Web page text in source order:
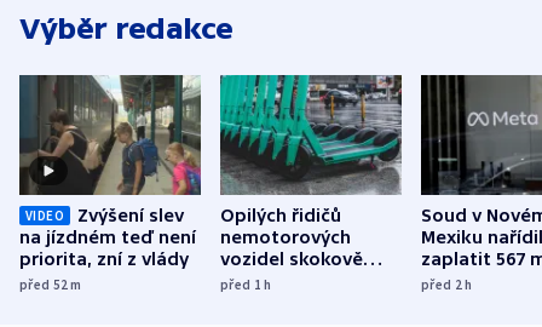
Výběr redakce
VIDEO
Zvýšení slev
na jízdném teď není
priorita, zní z vlády
před 52m
Opilých řidičů
nemotorových
vozidel skokově
přibylo, nejvíc ve
před 1h
Soud v
Mexiku
zaplatit 567
dolarů kvůli
před 2h